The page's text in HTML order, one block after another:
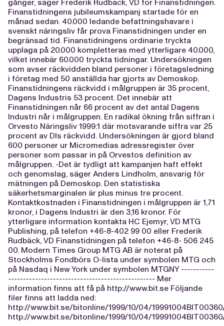
gånger, säger Frederik Rudbäck, VD för Finanstidningen.
Finanstidningens jubileumskampanj startade för en
månad sedan. 40.000 ledande befattningshavare i
svenskt näringsliv får prova Finanstidningen under en
begränsad tid. Finanstidningens ordinarie tryckta
upplaga på 20.000 kompletteras med ytterligare 40.000,
vilket innebär 60.000 tryckta tidningar. Undersökningen
som avser räckvidden bland personer i företagsledning
i företag med 50 anställda har gjorts av Demoskop.
Finanstidningens räckvidd i målgruppen är 35 procent,
Dagens Industris 53 procent. Det innebär att
Finanstidningen når 66 procent av det antal Dagens
Industri når i målgruppen. En radikal ökning från siffran i
Orvesto Näringsliv 1999:1 där motsvarande siffra var 25
procent av DIs räckvidd. Undersökningen är gjord bland
600 personer ur Micromedias adressregister över
personer som passar in på Orvestos definition av
målgruppen. -Det är tydligt att kampanjen haft effekt
och genomslag, säger Anders Lindholm, ansvarig för
mätningen på Demoskop. Den statistiska
säkerhetsmarginalen är plus minus tre procent.
Kontaktkostnaden i Finanstidningen i målgruppen är 1,71
kronor, i Dagens Industri är den 3,16 kronor. För
ytterligare information kontakta HC Ejemyr, VD MTG
Publishing, på telefon +46-8-402 99 00 eller Frederik
Rudbäck, VD Finanstidningen på telefon +46-8- 506 245
00. Modern Times Group MTG AB är noterat på
Stockholms Fondbörs O-lista under symbolen MTG och
på Nasdaq i New York under symbolen MTGNY -----------
------------------------------------------------- Mer
information finns att få på http://www.bit.se Följande
filer finns att ladda ned:
http://www.bit.se/bitonline/1999/10/04/
http://www.bit.se/bitonline/1999/10/04/